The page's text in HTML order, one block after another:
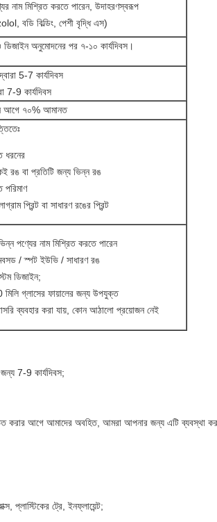
নাম মিশ্রিত করতে পারেন, উদাহরণস্বরূপ
বডি বিল্ডিং, পেশী বৃদ্ধি এস)
অনুমোদনের পর ৭-১০ কার্যদিবস।
5-7 কার্যদিবস
7-9 কার্যদিবস
আগে ৭০% আমানত
ধরনের
রঙ বা প্রতিটি জন্য ভিন্ন রঙ
পরিমাণ
প্রিন্ট বা সাধারণ রঙের প্রিন্ট
পণ্যের নাম মিশ্রিত করতে পারেন
/ স্পট ইউভি / সাধারণ রঙ
ডিজাইন;
মিলি গ্লাসের ফায়ালের জন্য উপযুক্ত
ব্যবহার করা যায়, কোন আঠালো প্রয়োজন নেই
7-9 কার্যদিবস;
করার আগে আমাদের অবহিত, আমরা আপনার জন্য এটি ব্যবস্থা
প্লাস্টিকের ট্রে, ইনফ্লায়েন্ট;